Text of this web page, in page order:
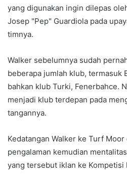
yang digunakan ingin dilepas
Josep "Pep" Guardiola pada
timnya.
Walker sebelumnya sudah
beberapa jumlah klub, termasuk
bahkan klub Turki, Fenerbahce.
menjadi klub terdepan pada
tangannya.
Kedatangan Walker ke Turf
pengalaman kemudian
yang tersebut iklan ke